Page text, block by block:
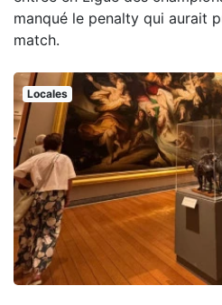
manqué le penalty qui aurait
match.
Locales